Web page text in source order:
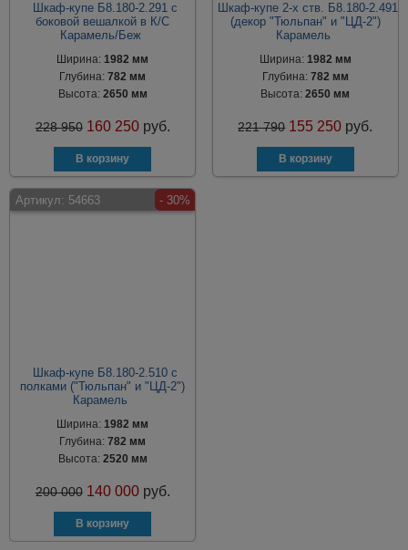
Шкаф-купе Б8.180-2.291 с
боковой вешалкой в К/С
Карамель/Беж
Ширина:1982 мм
Глубина:782 мм
Высота: 2650 мм
228 950 160 250 руб.
Шкаф-купе 2-х ств. Б8.180-2.491
(декор "Тюльпан" и "ЦД-2")
Карамель
Ширина: 1982 мм
Глубина: 782 мм
Высота:2650 мм
221 790 155 250 руб.
Артикул: 54663 - 30%
Шкаф-купе Б8.180-2.510 с
полками ("Тюльпан" и "ЦД-2")
Карамель
Ширина:1982 мм
Глубина:782 мм
Высота: 2520 мм
200 000 140 000 руб.